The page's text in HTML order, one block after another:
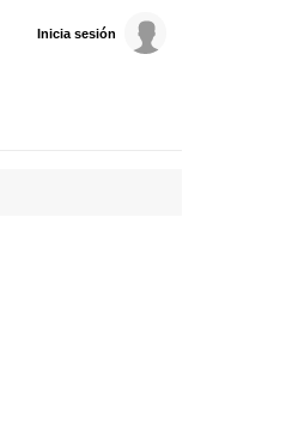
Inicia sesión